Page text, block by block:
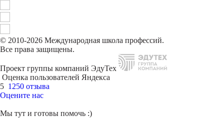
© 2010-2026 Международная школа профессий.
Все права защищены.
Проект группы компаний ЭдуТех
Оценка пользователей Яндекса
5 1250 отзыва
Оцените нас
Мы тут и готовы помочь :)